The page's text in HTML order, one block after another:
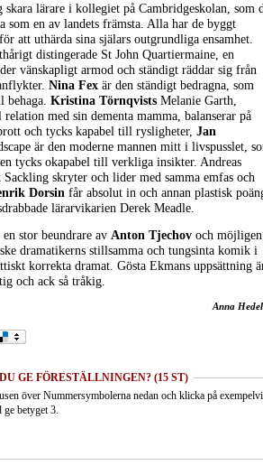
lärare i kollegiet på Cambridgeskolan, som
en av landets främsta. Alla har de byggt
att uthärda sina själars outgrundliga ensamhet.
distingerade St John Quartiermaine, en
vänskapligt armod och ständigt räddar sig från
Nina Fex är den ständigt bedragna, som
Kristina Törnqvists Melanie Garth,
med sin dementa mamma, balanserar på
och tycks kapabel till rysligheter, Jan
är den moderne mannen mitt i livspusslet,
tycks okapabel till verkliga insikter. Andreas
skryter och lider med samma emfas och
Dorsin får absolut in och annan plastisk
lärarvikarien Derek Meadle.
stor beundrare av Anton Tjechov och möjligen
dramatikerns stillsamma och tungsinta komik i
korrekta dramat. Gösta Ekmans uppsättning
och ack så tråkig.
Anna
GE FÖRESTÄLLNINGEN? (15 ST)
över Nummersymbolerna nedan och klicka på
betyget 3.